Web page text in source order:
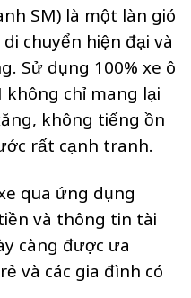
SM) là một làn gió
chuyển hiện đại và
Sử dụng 100% xe ô
không chỉ mang lại
không tiếng ồn
rất cạnh tranh.
qua ứng dụng
và thông tin tài
càng được ưa
và các gia đình có